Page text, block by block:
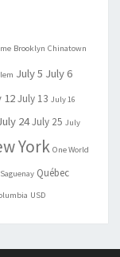
Brooklyn Chinatown
July 5 July 6
12July 13 July 16
24July 25 July
York One World
Québec
USD